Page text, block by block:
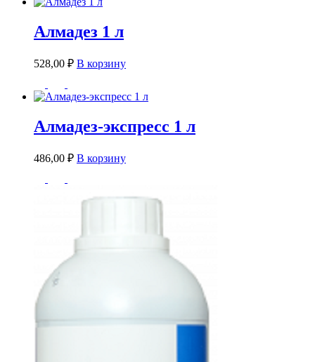
Алмадез 1 л
528,00 ₽ В корзину
Алмадез-экспресс 1 л
486,00 ₽ В корзину